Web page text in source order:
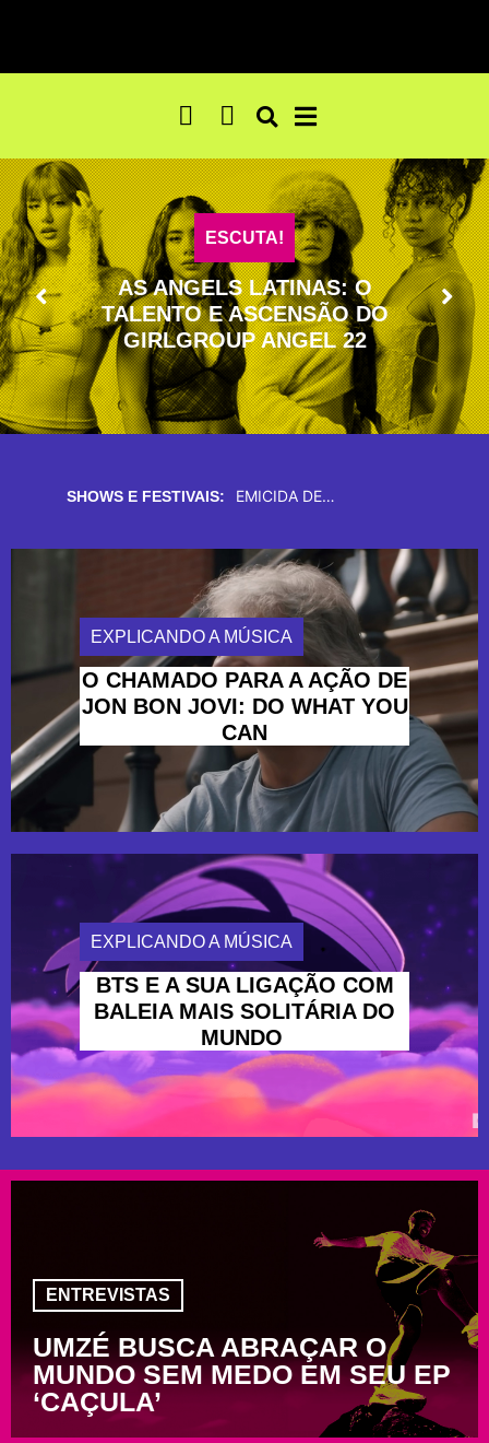
ESCUTA!
ABRAM OS CAMINHOS: MC THA
TEM AXÉ, TALENTO E UM
CORAÇÃO VAGABUNDO
SHOWS E FESTIVAIS: REVOLUÇÃO NO PALCO, DON
RICO DALASAM TRAZ UM BANHO DE “ALÍVIO” NOS ENCONTROS DDGA
EXPLICANDO A MÚSICA
O CHAMADO PARA A AÇÃO DE
JON BON JOVI: DO WHAT YOU
CAN
EXPLICANDO A MÚSICA
BTS E A SUA LIGAÇÃO COM
BALEIA MAIS SOLITÁRIA DO
MUNDO
ENTREVISTAS
UMZÉ BUSCA ABRAÇAR O
MUNDO SEM MEDO EM SEU EP
‘CAÇULA’